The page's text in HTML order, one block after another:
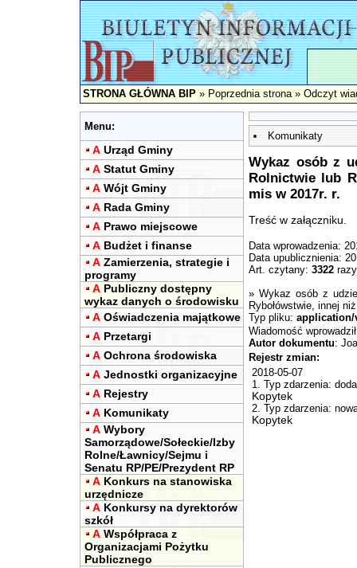
STRONA GŁÓWNA BIP»Poprzednia strona» Odczyt
Menu:
A Urząd Gminy
A Statut Gminy
A Wójt Gminy
A Rada Gminy
A Prawo miejscowe
A Budżet i finanse
A Zamierzenia, strategie i
programy
A Publiczny dostępny
wykaz danych o środowisku
A Oświadczenia majątkowe
A Przetargi
A Ochrona środowiska
A Jednostki organizacyjne
A Rejestry
A Komunikaty
A Wybory
Samorządowe/Sołeckie/Izby
Rolne/Ławnicy/Sejmu i
Senatu RP/PE/Prezydent RP
A Konkurs na stanowiska
urzędnicze
A Konkursy na dyrektorów
szkół
A Współpraca z
Organizacjami Pożytku
Publicznego
Komunikaty
Wykaz osób z
Rolnictwie lub
mis w 2017r. r.
Treść w załączniku.
Data wprowadzenia:
Data upublicznienia:
Art. czytany: 3322 razy
»Wykaz osób z
Rybołówstwie, innej
Typ pliku: application/
Wiadomość
Autor dokumentu:
Rejestr zmian:
2018-05-07
1. Typ zdarzenia:
Kopytek
2. Typ zdarzenia:
Kopytek